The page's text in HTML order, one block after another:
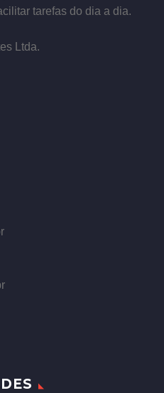
tarefas do dia a dia.
Ltda.